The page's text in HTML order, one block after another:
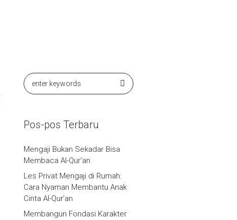
Pos-pos Terbaru
Mengaji Bukan Sekadar Bisa
Membaca Al-Qur’an
Les Privat Mengaji di Rumah:
Cara Nyaman Membantu Anak
Cinta Al-Qur’an
Membangun Fondasi Karakter